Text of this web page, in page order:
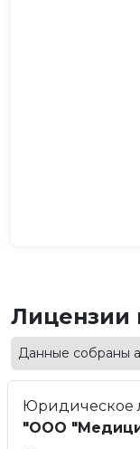
Лицензии
Данные собраны
Юридическое
"ООО